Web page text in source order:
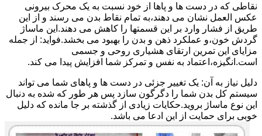
نقاطی که در دست ها و پاها از خود نسبت به یک محرک بیرونی
عکس العمل نشان می دهند،به تمام نقاط بدن می رسند و از این
طریق از فشار وارد بر این قسمتها را کاهش می دهند.این ماساژ
گردش خون،و عملکرد ذهن و بدن را بهبود می بخشد.فواید: از جمله
مزایای این تمرین ارتقای هشیاری روحی و جسمی
است.انگیزه،اعتماد به نفس و تمرکز شما افزایش پیدا می کند.
دلیل نیاز به آن: یک تغییر جزئی در دست ها و پاهای شما می تواند
سیستم کل بدن شما را دگرگون سازد پس هر طور که شده به دنبال
این نوع ماساژ بروید.حکایات زیادی از گذشته بر جا مانده که دلیل
خوبی برای حمایت از این ادعا می باشد.